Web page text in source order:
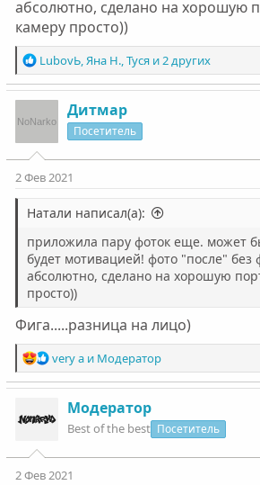
абсолютно, сделано на хорошую
камеру просто))
Р
е
а
ц
и
и
:
LubovЬ,Яна Н.,Тусяи 2 других
Дитмар
Посетитель
2 Фев 2021
Натали написал(а):
приложила пару фоток еще. может
будет мотивацией! фото "после" без
абсолютно, сделано на хорошую
просто))
Фига.....разница на лицо)
Р
е
а
ц
и
:
very aи Модератор
Модератор
Best of the best Посетитель
2 Фев 2021